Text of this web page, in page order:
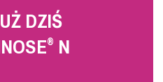
DZIŚ
® N